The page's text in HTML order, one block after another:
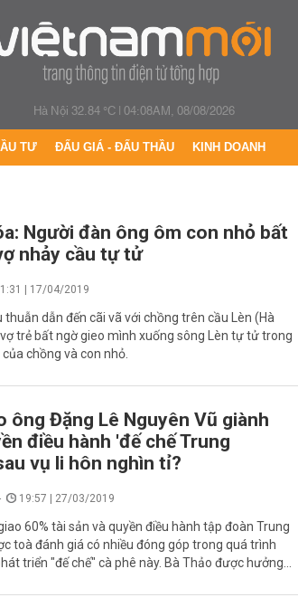
Hà Nội 32.84 °C|04:08AM, 08/08/2026
TƯ ĐẤU GIÁ - ĐẤU THẦU KINH DOANH
Người đàn ông ôm con nhỏ bất
nhảy cầu tự tử
| 17/04/2019
thuẫn dẫn đến cãi vã với chồng trên cầu Lèn (Hà
trẻ bất ngờ gieo mình xuống sông Lèn tự tử trong
chồng và con nhỏ.
ông Đặng Lê Nguyên Vũ giành
điều hành 'đế chế Trung
vụ li hôn nghìn tỉ?
19:57 | 27/03/2019
60% tài sản và quyền điều hành tập đoàn Trung
toà đánh giá có nhiều đóng góp trong quá trình
triển "đế chế" cà phê này. Bà Thảo được hưởng...